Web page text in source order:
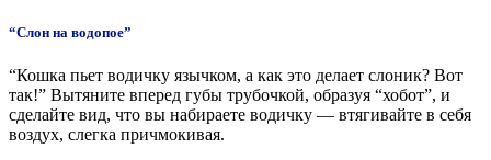
“Слон на водопое”
“Кошка пьет водичку язычком, а как это делает слоник? Вот
так!” Вытяните вперед губы трубочкой, образуя “хобот”, и
сделайте вид, что вы набираете водичку — втягивайте в себя
воздух, слегка причмокивая.